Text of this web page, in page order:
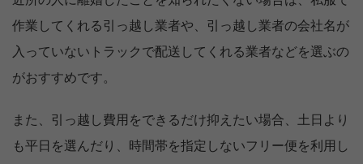
作業してくれる引っ越し業者や、引っ越し業者の会社名が
入っていないトラックで配送してくれる業者などを選ぶの
がおすすめです。
また、引っ越し費用をできるだけ抑えたい場合、土日より
も平日を選んだり、時間帯を指定しないフリー便を利用し